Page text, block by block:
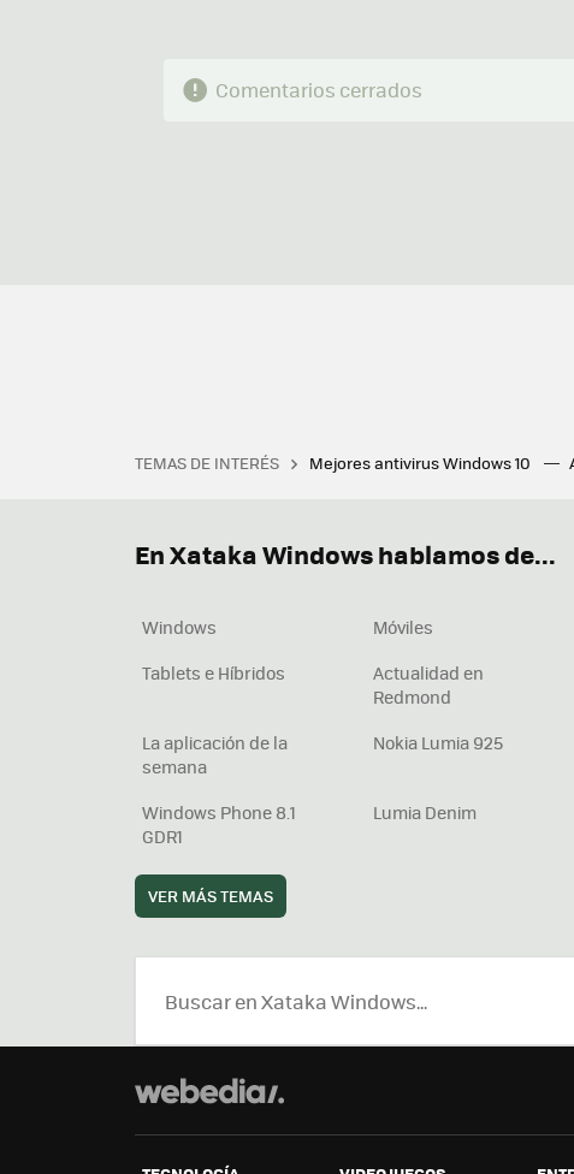
Comentarios cerrados
TEMAS DE INTERÉS Mejores antivirus Windows 10
En Xataka Windows hablamos de...
Windows Móviles
Tablets e Híbridos
Actualidad en
Redmond
La aplicación de la
semana
Nokia Lumia 925
Windows Phone 8.1
GDR1
Lumia Denim
VER MÁS TEMAS